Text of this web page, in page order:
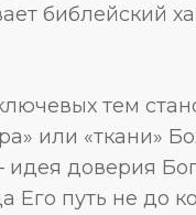
библейский
тем
или «ткани»
доверия
Его путь не до